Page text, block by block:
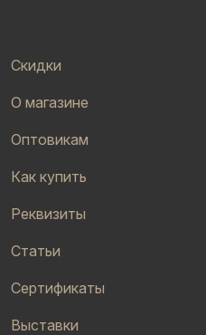
Скидки
О магазине
Оптовикам
Как купить
Реквизиты
Статьи
Сертификаты
Выставки